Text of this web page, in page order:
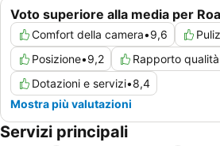
Voto superiore alla media per
Comfort della camera•9,6
Posizione•9,2 Rapporto
Dotazioni e servizi•8,4
Mostra più valutazioni
Servizi principali